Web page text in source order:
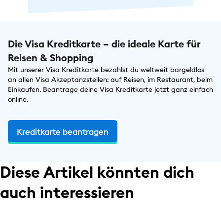
Die Visa Kreditkarte – die ideale Karte für
Reisen & Shopping
Mit unserer Visa Kreditkarte bezahlst du weltweit bargeldlos
an allen Visa Akzeptanzstellen: auf Reisen, im Restaurant, beim
Einkaufen. Beantrage deine Visa Kreditkarte jetzt ganz einfach
online.
Kreditkarte beantragen
Diese Artikel könnten dich
auch interessieren